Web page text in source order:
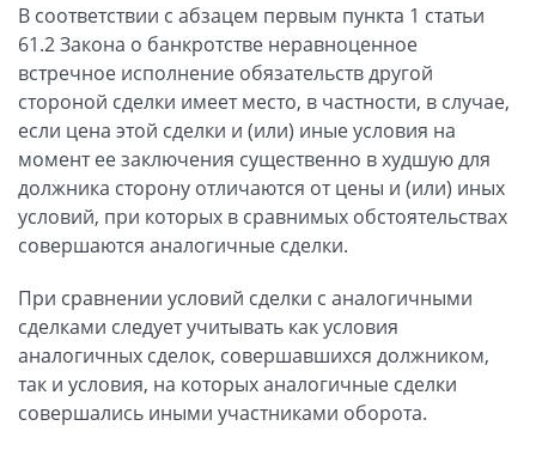
В соответствии с абзацем первым пункта 1 статьи
61.2 Закона о банкротстве неравноценное
встречное исполнение обязательств другой
стороной сделки имеет место, в частности, в случае,
если цена этой сделки и (или) иные условия на
момент ее заключения существенно в худшую для
должника сторону отличаются от цены и (или) иных
условий, при которых в сравнимых обстоятельствах
совершаются аналогичные сделки.
При сравнении условий сделки с аналогичными
сделками следует учитывать как условия
аналогичных сделок, совершавшихся должником,
так и условия, на которых аналогичные сделки
совершались иными участниками оборота.